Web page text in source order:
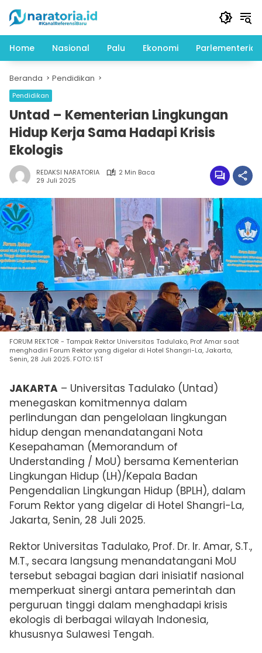
konten
Home
Nasional Palu Ekonomi Parlementeria
Beranda Pendidikan
Pendidikan
Untad – Kementerian Lingkungan
Hidup Kerja Sama Hadapi Krisis
Ekologis
REDAKSI NARATORIA
2 Min Baca
29 Juli 2025
FORUM REKTOR - Tampak Rektor Universitas Tadulako, Prof Amar saat
menghadiri Forum Rektor yang digelar di Hotel Shangri-La, Jakarta,
Senin, 28 Juli 2025. FOTO: IST
JAKARTA – Universitas Tadulako (Untad)
menegaskan komitmennya dalam
perlindungan dan pengelolaan lingkungan
hidup dengan menandatangani Nota
Kesepahaman (Memorandum of
Understanding / MoU) bersama Kementerian
Lingkungan Hidup (LH)/Kepala Badan
Pengendalian Lingkungan Hidup (BPLH), dalam
Forum Rektor yang digelar di Hotel Shangri-La,
Jakarta, Senin, 28 Juli 2025.
Rektor Universitas Tadulako, Prof. Dr. Ir. Amar, S.T.,
M.T., secara langsung menandatangani MoU
tersebut sebagai bagian dari inisiatif nasional
memperkuat sinergi antara pemerintah dan
perguruan tinggi dalam menghadapi krisis
ekologis di berbagai wilayah Indonesia,
khususnya Sulawesi Tengah.